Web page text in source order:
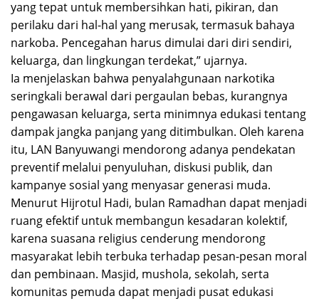
yang tepat untuk membersihkan hati, pikiran, dan
perilaku dari hal-hal yang merusak, termasuk bahaya
narkoba. Pencegahan harus dimulai dari diri sendiri,
keluarga, dan lingkungan terdekat,” ujarnya.
Ia menjelaskan bahwa penyalahgunaan narkotika
seringkali berawal dari pergaulan bebas, kurangnya
pengawasan keluarga, serta minimnya edukasi tentang
dampak jangka panjang yang ditimbulkan. Oleh karena
itu, LAN Banyuwangi mendorong adanya pendekatan
preventif melalui penyuluhan, diskusi publik, dan
kampanye sosial yang menyasar generasi muda.
Menurut Hijrotul Hadi, bulan Ramadhan dapat menjadi
ruang efektif untuk membangun kesadaran kolektif,
karena suasana religius cenderung mendorong
masyarakat lebih terbuka terhadap pesan-pesan moral
dan pembinaan. Masjid, mushola, sekolah, serta
komunitas pemuda dapat menjadi pusat edukasi